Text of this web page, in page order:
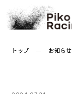
to
content
トップ お知らせ